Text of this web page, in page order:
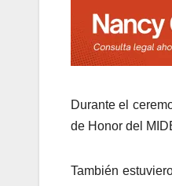
Durante el
de Honor del
También